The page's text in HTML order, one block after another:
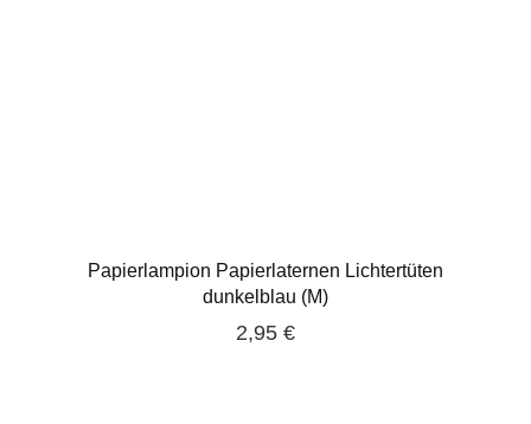
Papierlampion Papierlaternen Lichtertüten
dunkelblau (M)
2,95 €